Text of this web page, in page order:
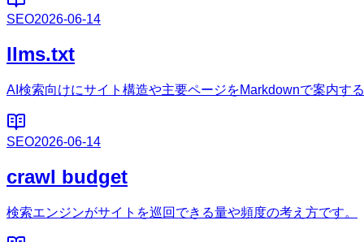
SEO2026-06-14
llms.txt
AI検索向けにサイト構造や主要ページをMarkdownで案内する
SEO2026-06-14
crawl budget
検索エンジンがサイトを巡回できる量や頻度の考え方です。